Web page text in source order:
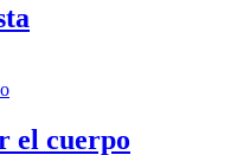
el cuerpo